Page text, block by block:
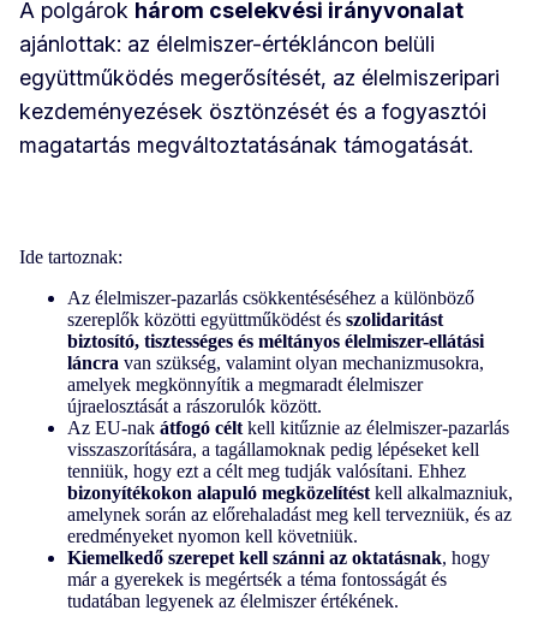
A polgárok három cselekvési irányvonalat
ajánlottak: az élelmiszer-értékláncon belüli
együttműködés megerősítését, az élelmiszeripari
kezdeményezések ösztönzését és a fogyasztói
magatartás megváltoztatásának támogatását.
Ide tartoznak:
Az élelmiszer-pazarlás csökkentéséséhez a különböző
szereplők közötti együttműködést és szolidaritást
biztosító, tisztességes és méltányos élelmiszer-ellátási
láncra van szükség, valamint olyan mechanizmusokra,
amelyek megkönnyítik a megmaradt élelmiszer
újraelosztását a rászorulók között.
Az EU-nak átfogó célt kell kitűznie az élelmiszer-pazarlás
visszaszorítására, a tagállamoknak pedig lépéseket kell
tenniük, hogy ezt a célt meg tudják valósítani. Ehhez
bizonyítékokon alapuló megközelítést kell alkalmazniuk,
amelynek során az előrehaladást meg kell tervezniük, és az
eredményeket nyomon kell követniük.
Kiemelkedő szerepet kell szánni az oktatásnak, hogy
már a gyerekek is megértsék a téma fontosságát és
tudatában legyenek az élelmiszer értékének.